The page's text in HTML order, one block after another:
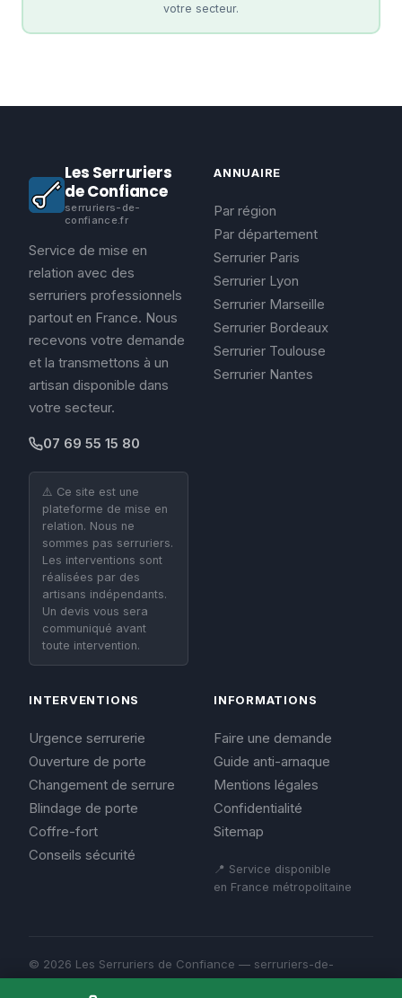
votre secteur.
Les Serruriers
de Confiance
serruriers-de-
confiance.fr
Service de mise en
relation avec des
serruriers professionnels
partout en France. Nous
recevons votre demande
et la transmettons à un
artisan disponible dans
votre secteur.
07 69 55 15 80
⚠️ Ce site est une
plateforme de mise en
relation. Nous ne
sommes pas serruriers.
Les interventions sont
réalisées par des
artisans indépendants.
Un devis vous sera
communiqué avant
toute intervention.
ANNUAIRE
Par région
Par département
Serrurier Paris
Serrurier Lyon
Serrurier Marseille
Serrurier Bordeaux
Serrurier Toulouse
Serrurier Nantes
INTERVENTIONS
Urgence serrurerie
Ouverture de porte
Changement de serrure
Blindage de porte
Coffre-fort
Conseils sécurité
INFORMATIONS
Faire une demande
Guide anti-arnaque
Mentions légales
Confidentialité
Sitemap
📍 Service disponible
en France métropolitaine
© 2026 Les Serruriers de Confiance — serruriers-de-
confiance.fr